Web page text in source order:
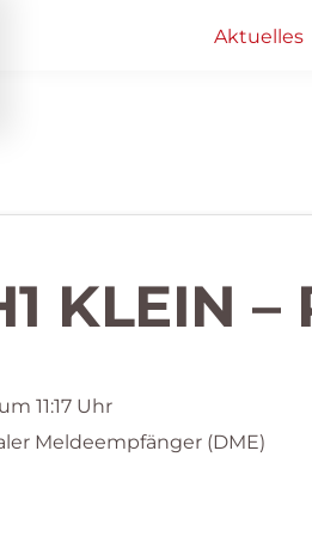
Aktuelles
KLEIN –
11:17 Uhr
Meldeempfänger (DME)